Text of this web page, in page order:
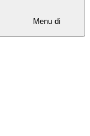
Menu di